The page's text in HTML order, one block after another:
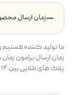
زمان ارسال
ما تولید کننده
پلاک های طلایی بین ۱۴ تا ۲4 روز ( به دلیل آبکاری طلایی)